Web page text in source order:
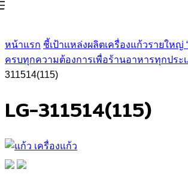
หน้าแรก ชี้เป้าแหล่งผลิตเครื่องแก้วรายใหญ่
ครบทุกความต้องการเพื่อร้านอาหารทุกประ
311514(115)
LG-311514(115)